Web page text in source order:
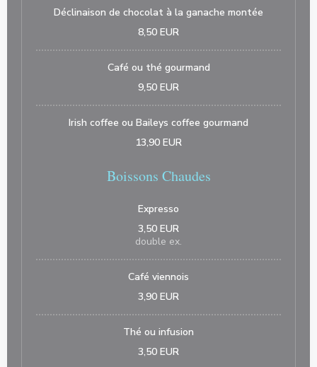
Déclinaison de chocolat à la ganache montée
8,50 EUR
Café ou thé gourmand
9,50 EUR
Irish coffee ou Baileys coffee gourmand
13,90 EUR
Boissons Chaudes
Expresso
3,50 EUR
double ex.
Café viennois
3,90 EUR
Thé ou infusion
3,50 EUR